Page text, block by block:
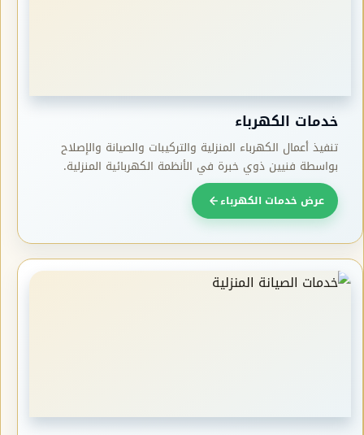
خدمات الكهرباء
تنفيذ أعمال الكهرباء المنزلية والتركيبات والصيانة والإصلاح
بواسطة فنيين ذوي خبرة في الأنظمة الكهربائية المنزلية.
عرض خدمات الكهرباء